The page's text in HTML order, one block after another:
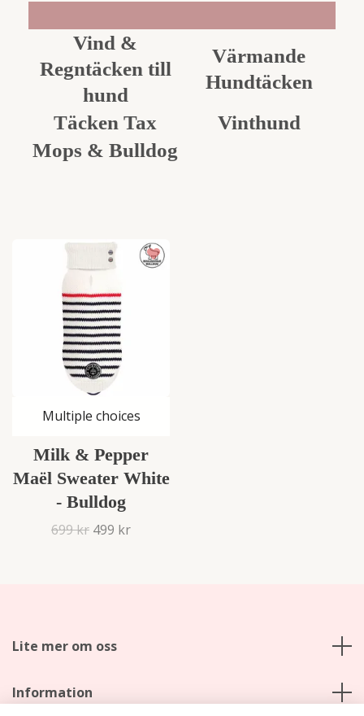
Vind &
Regntäcken till
hund
Värmande
Hundtäcken
Täcken Tax
Vinthund
Mops & Bulldog
Multiple choices
Milk & Pepper
Maël Sweater White
- Bulldog
699 kr 499 kr
Lite mer om oss
Information